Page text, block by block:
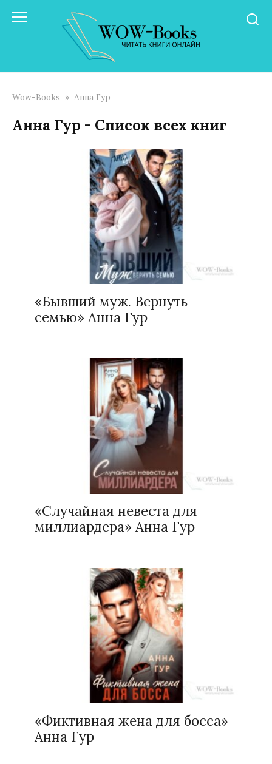
Wow-Books » Анна Гур
Анна Гур - Список всех книг
«Бывший муж. Вернуть
семью» Анна Гур
«Случайная невеста для
миллиардера» Анна Гур
«Фиктивная жена для босса»
Анна Гур